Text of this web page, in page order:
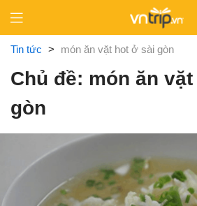
content
Tin tức > món ăn vặt hot ở sài gòn
Chủ đề: món ăn
gòn